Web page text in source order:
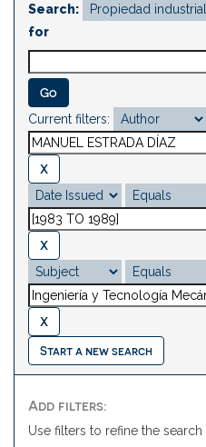
Search:
for
Current filters:
Start a new search
Add filters:
Use filters to refine the search